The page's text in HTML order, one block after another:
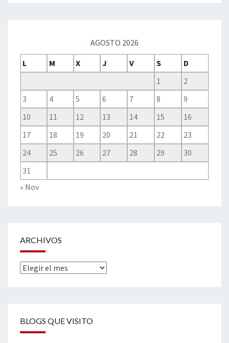
AGOSTO 2026
L
M X J V S
D
1
2
3
4 5 6 7 8
9
10
11 12 13 14 15
16
17
18 19 20 21 22
23
24
25 26 27 28 29
30
31
« Nov
ARCHIVOS
Archivos
BLOGS QUE VISITO